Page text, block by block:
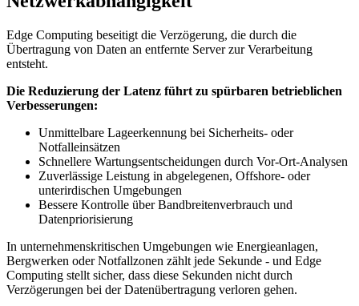
Edge Computing beseitigt die Verzögerung, die durch die
Übertragung von Daten an entfernte Server zur Verarbeitung
entsteht.
Die Reduzierung der Latenz führt zu spürbaren betrieblichen
Verbesserungen:
Unmittelbare Lageerkennung bei Sicherheits- oder
Notfalleinsätzen
Schnellere Wartungsentscheidungen durch Vor-Ort-Analysen
Zuverlässige Leistung in abgelegenen, Offshore- oder
unterirdischen Umgebungen
Bessere Kontrolle über Bandbreitenverbrauch und
Datenpriorisierung
In unternehmenskritischen Umgebungen wie Energieanlagen,
Bergwerken oder Notfallzonen zählt jede Sekunde - und Edge
Computing stellt sicher, dass diese Sekunden nicht durch
Verzögerungen bei der Datenübertragung verloren gehen.